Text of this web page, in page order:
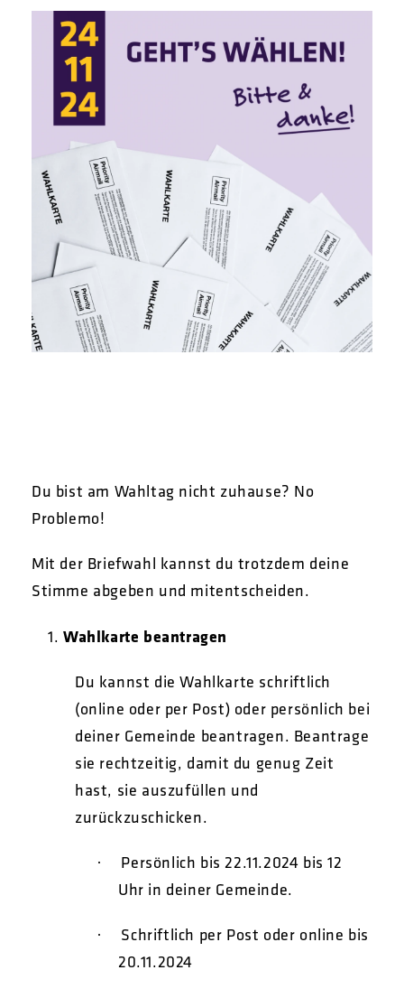
Du bist am Wahltag nicht zuhause? No
Problemo!
Mit der Briefwahl kannst du trotzdem deine
Stimme abgeben und mitentscheiden.
Wahlkarte beantragen
Du kannst die Wahlkarte schriftlich
(online oder per Post) oder persönlich bei
deiner Gemeinde beantragen. Beantrage
sie rechtzeitig, damit du genug Zeit
hast, sie auszufüllen und
zurückzuschicken.
·
Persönlich bis 22.11.2024 bis 12
Uhr in deiner Gemeinde.
·
Schriftlich per Post oder online bis
20.11.2024